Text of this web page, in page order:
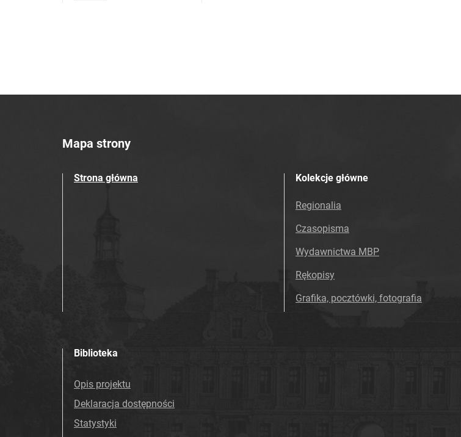
Mapa strony
Strona główna Kolekcje główne
Regionalia
Czasopisma
Wydawnictwa MBP
Rękopisy
Grafika, pocztówki, fotografia
Biblioteka
Opis projektu
Deklaracja dostępności
Statystyki